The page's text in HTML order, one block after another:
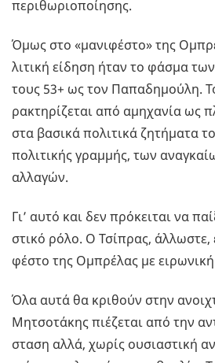
πε­ρι­θω­ριο­ποί­η­σης.
Όμως στο «μα­νι­φέ­στο» της
λι­τι­κή εί­δη­ση ήταν το φάσμα
τους 53+ ως τον Πα­πα­δη­μού­λη.
ρα­κτη­ρί­ζε­ται από αμη­χα­νία ως
στα βα­σι­κά πο­λι­τι­κά ζη­τή­μα­τα
πο­λι­τι­κής γραμ­μής, των
αλ­λα­γών.
Γι’ αυτό και δεν πρό­κει­ται να
στι­κό ρόλο. Ο Τσί­πρας,
φέ­στο της Ομπρέ­λας με
Όλα αυτά θα κρι­θούν στην
Μη­τσο­τά­κης πιέ­ζε­ται από την
στα­ση αλλά, χωρίς ου­σια­στι­κή